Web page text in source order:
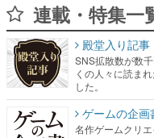
連載・特集一
殿堂入り記事
SNS拡散数が数
くの人々に読ま
した。
ゲームの企画
名作ゲームクリ